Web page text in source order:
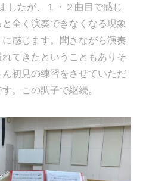
したが、１・２曲目で感じ
全く演奏できなくなる現象
感じます。聞きながら演奏
てきたということもありそ
初見の練習をさせていただ
。この調子で継続。